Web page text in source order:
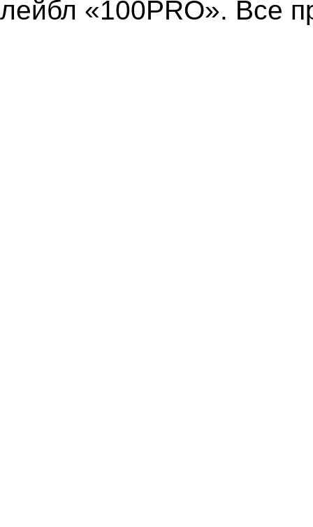
лейбл «100PRO». Все